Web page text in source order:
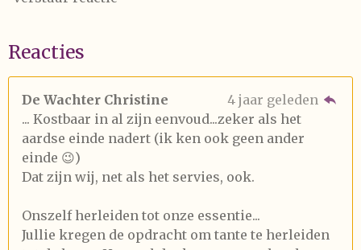
Reacties
De Wachter Christine
4 jaar geleden
... Kostbaar in al zijn eenvoud...zeker als het
aardse einde nadert (ik ken ook geen ander
einde 😉)
Dat zijn wij, net als het servies, ook.
Onszelf herleiden tot onze essentie...
Jullie kregen de opdracht om tante te herleiden